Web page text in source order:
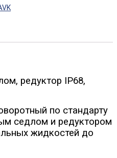
редуктор IP68,
по стандарту
седлом и редуктором
жидкостей до